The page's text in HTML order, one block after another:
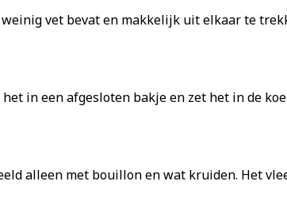
vet bevat en makkelijk uit elkaar te
in een afgesloten bakje en zet het in de
alleen met bouillon en wat kruiden. Het